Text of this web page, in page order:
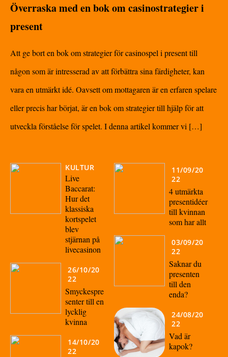
Överraska med en bok om casinostrategier i
present
Att ge bort en bok om strategier för casinospel i present till
någon som är intresserad av att förbättra sina färdigheter, kan
vara en utmärkt idé. Oavsett om mottagaren är en erfaren spelare
eller precis har börjat, är en bok om strategier till hjälp för att
utveckla förståelse för spelet. I denna artikel kommer vi […]
KULTUR
Live
Baccarat:
Hur det
klassiska
kortspelet
blev
stjärnan på
livecasinon
26/10/20
22
Smyckespre
senter till en
lycklig
kvinna
14/10/20
22
11/09/20
22
4 utmärkta
presentidéer
till kvinnan
som har allt
03/09/20
22
Saknar du
presenten
till den
enda?
24/08/20
22
Vad är
kapok?